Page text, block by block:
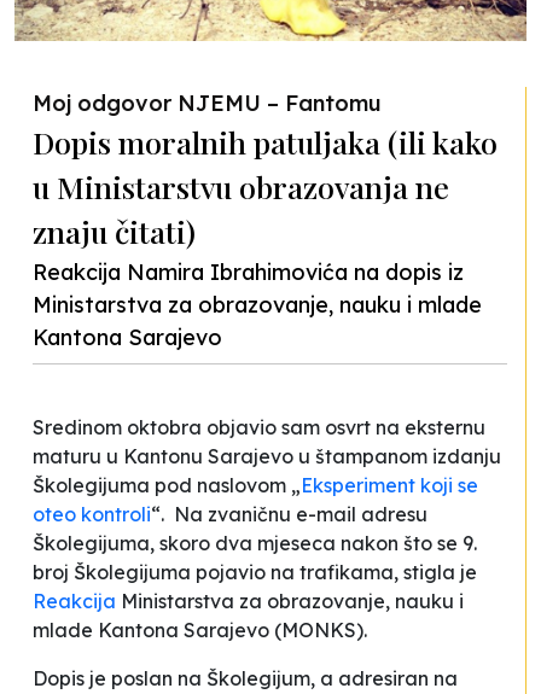
Moj odgovor NJEMU – Fantomu
Dopis moralnih patuljaka (ili kako
u Ministarstvu obrazovanja ne
znaju čitati)
Reakcija Namira Ibrahimovića na dopis iz
Ministarstva za obrazovanje, nauku i mlade
Kantona Sarajevo
Sredinom oktobra objavio sam osvrt na eksternu
maturu u Kantonu Sarajevo u štampanom izdanju
Školegijuma pod naslovom „Eksperiment koji se
oteo kontroli“. Na zvaničnu e-mail adresu
Školegijuma, skoro dva mjeseca nakon što se 9.
broj Školegijuma pojavio na trafikama, stigla je
Reakcija Ministarstva za obrazovanje, nauku i
mlade Kantona Sarajevo (MONKS).
Dopis je poslan na Školegijum, a adresiran na